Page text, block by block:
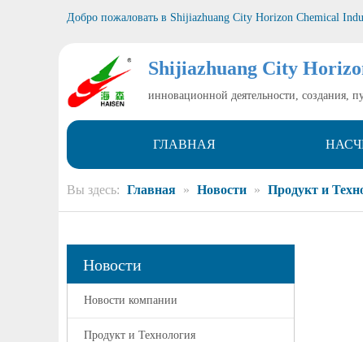
Добро пожаловать в Shijiazhuang City Horizon Chemical
Shijiazhuang City
инновационной деятельности, создания,
ГЛАВНАЯ
Вы здесь: Главная » Новости » Продукт и
Новости
Новости компании
Продукт и Технология